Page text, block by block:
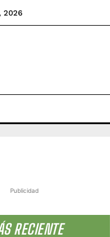
2026
Publicidad
RECIENTE